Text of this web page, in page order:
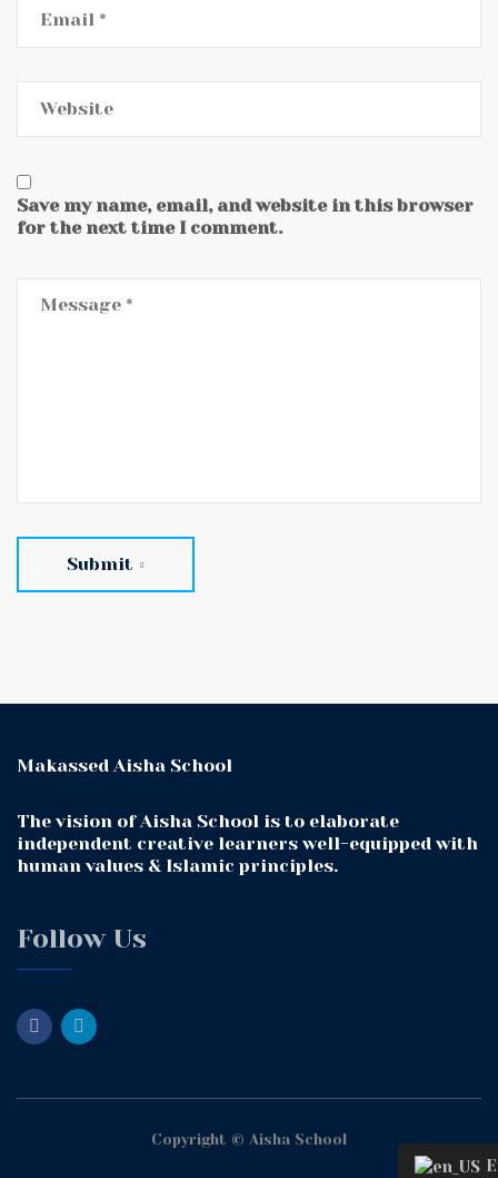
Save my name, email, and website in this browser
for the next time I comment.
Submit
Makassed Aisha School
The vision of Aisha School is to elaborate
independent creative learners well-equipped with
human values & Islamic principles.
Follow Us
Copyright © Aisha School